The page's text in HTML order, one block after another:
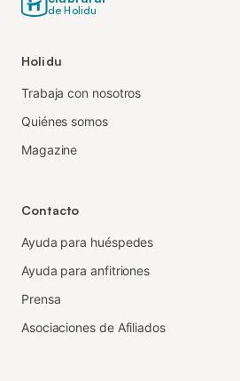
de Holidu
Holidu
Trabaja con nosotros
Quiénes somos
Magazine
Contacto
Ayuda para huéspedes
Ayuda para anfitriones
Prensa
Asociaciones de Afiliados